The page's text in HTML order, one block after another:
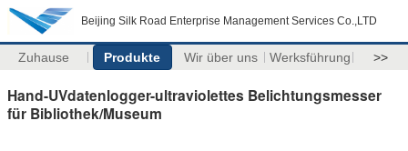
Beijing Silk Road Enterprise Management Services Co.,LTD
Zuhause Produkte Wir über uns Werksführung >>
Hand-UVdatenlogger-ultraviolettes Belichtungsmesser
für Bibliothek/Museum